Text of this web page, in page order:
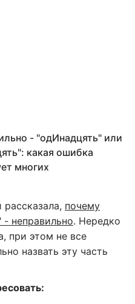
- "одИнадцять" или
какая ошибка
многих
почему
- неправильно. Нередко
при этом не все
назвать эту часть